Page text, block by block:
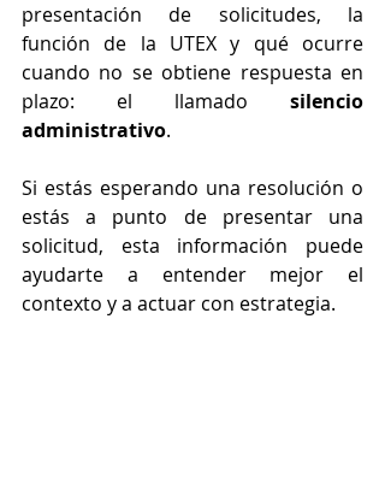
presentación de solicitudes, la
función de la UTEX y qué ocurre
cuando no se obtiene respuesta en
plazo: el llamado silencio
administrativo.
Si estás esperando una resolución o
estás a punto de presentar una
solicitud, esta información puede
ayudarte a entender mejor el
contexto y a actuar con estrategia.